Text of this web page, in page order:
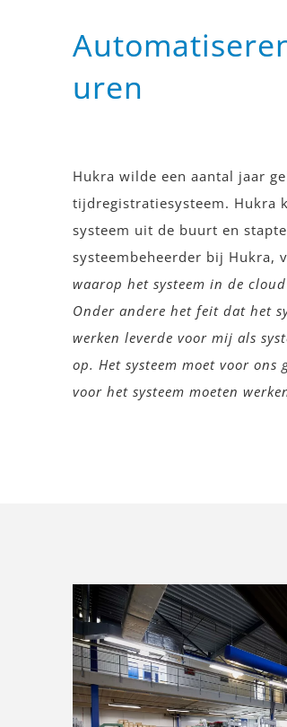
uren
Hukra wilde een aantal jaar
tijdregistratiesysteem. Hukra
systeem uit de buurt en
systeembeheerder bij Hukra,
waarop het systeem in de
Onder andere het feit dat het
werken leverde voor mij als
op. Het systeem moet voor
voor het systeem moeten